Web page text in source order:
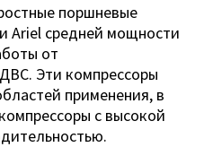
поршневые
Ariel средней мощности
от
Эти компрессоры
применения, в
с высокой